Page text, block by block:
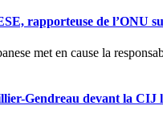
rapporteuse de l’ONU
Gendreau devant la CIJ